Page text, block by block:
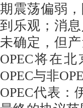
期震荡偏弱
到乐观；消
未确定，但
OPEC将在
OPEC与非
OPEC代表：